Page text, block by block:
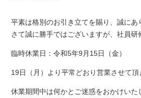
平素は格別のお引き立てを賜り、誠にあ
さて誠に勝手ではございますが、社員
臨時休業日：令和5年9月15日（金）
19日（月）より平常どおり営業させて頂
休業期間中は何かとご迷惑をおかけい